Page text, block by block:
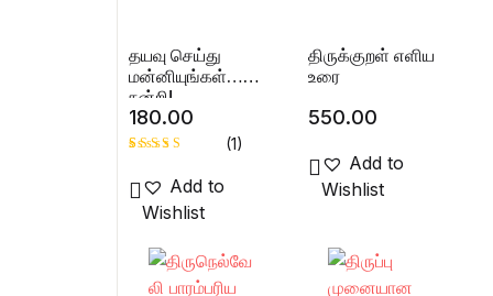
தயவு செய்து
மன்னியுங்கள்…
நன்றி!
180.00
Rated
5.00
out
of 5 based
on
rating
(1)
Add to
Wishlist
திருக்குறள் எளிய
உரை
550.00
Add to
Wishlist